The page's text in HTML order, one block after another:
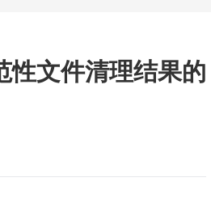
性文件清理结果的